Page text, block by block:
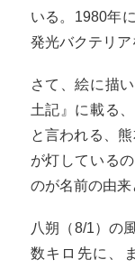
いる。1980年
発光バクテリア
さて、絵に描
土記』に載る
と言われる、
が灯している
のが名前の由来
八朔（8/1）の
数キロ先に、